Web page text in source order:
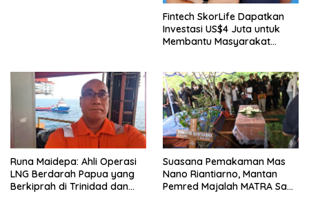
Fintech SkorLife Dapatkan
Investasi US$4 Juta untuk
Membantu Masyarakat
Runa Maidepa: Ahli Operasi
LNG Berdarah Papua yang
Berkiprah di Trinidad dan
Suasana Pemakaman Mas
Nano Riantiarno, Mantan
Pemred Majalah MATRA Saat